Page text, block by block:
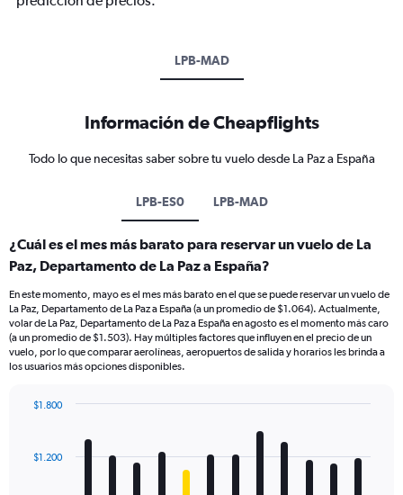
LPB-MAD
Información de Cheapflights
Todo lo que necesitas saber sobre tu vuelo desde La Paz a España
LPB-ES0 LPB-MAD
¿Cuál es el mes más barato para reservar un vuelo de La
Paz, Departamento de La Paz a España?
En este momento, mayo es el mes más barato en el que se puede reservar un vuelo de
La Paz, Departamento de La Paz a España (a un promedio de $1.064). Actualmente,
volar de La Paz, Departamento de La Paz a España en agosto es el momento más caro
(a un promedio de $1.503). Hay múltiples factores que influyen en el precio de un
vuelo, por lo que comparar aerolíneas, aeropuertos de salida y horarios les brinda a
los usuarios más opciones disponibles.
with
12
$1.200
$1.800